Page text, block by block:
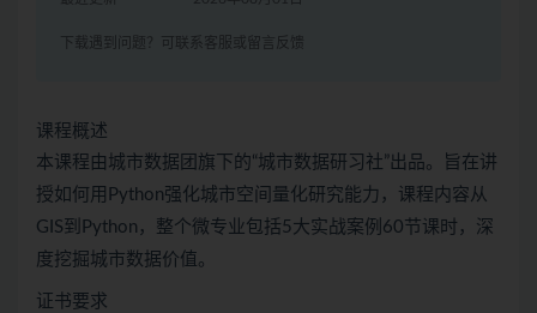
下载遇到问题？可联系客服或留言反馈
课程概述
本课程由城市数据团旗下的“城市数据研习社”出品。旨在讲
授如何用Python强化城市空间量化研究能力，课程内容从
GIS到Python，整个微专业包括5大实战案例60节课时，深
度挖掘城市数据价值。
证书要求